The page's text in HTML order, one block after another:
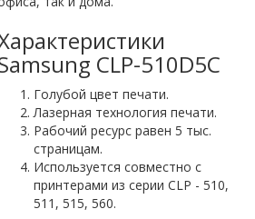
CLP-510D5C
Голубой цвет печати.
Лазерная технология печати.
Рабочий ресурс равен 5 тыс.
страницам.
Используется совместно с
принтерами из серии CLP - 510,
511, 515, 560.